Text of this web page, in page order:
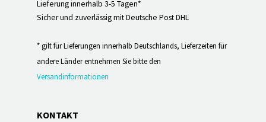
Lieferung innerhalb 3-5 Tagen*
Sicher und zuverlässig mit Deutsche Post DHL
* gilt für Lieferungen innerhalb Deutschlands, Lieferzeiten für
andere Länder entnehmen Sie bitte den
Versandinformationen
KONTAKT